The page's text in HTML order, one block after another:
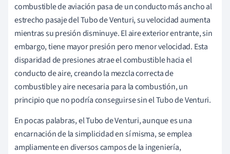
combustible de aviación pasa de un conducto más ancho al
estrecho pasaje del Tubo de Venturi, su velocidad aumenta
mientras su presión disminuye. El aire exterior entrante, sin
embargo, tiene mayor presión pero menor velocidad. Esta
disparidad de presiones atrae el combustible hacia el
conducto de aire, creando la mezcla correcta de
combustible y aire necesaria para la combustión, un
principio que no podría conseguirse sin el Tubo de Venturi.
En pocas palabras, el Tubo de Venturi, aunque es una
encarnación de la simplicidad en sí misma, se emplea
ampliamente en diversos campos de la ingeniería,